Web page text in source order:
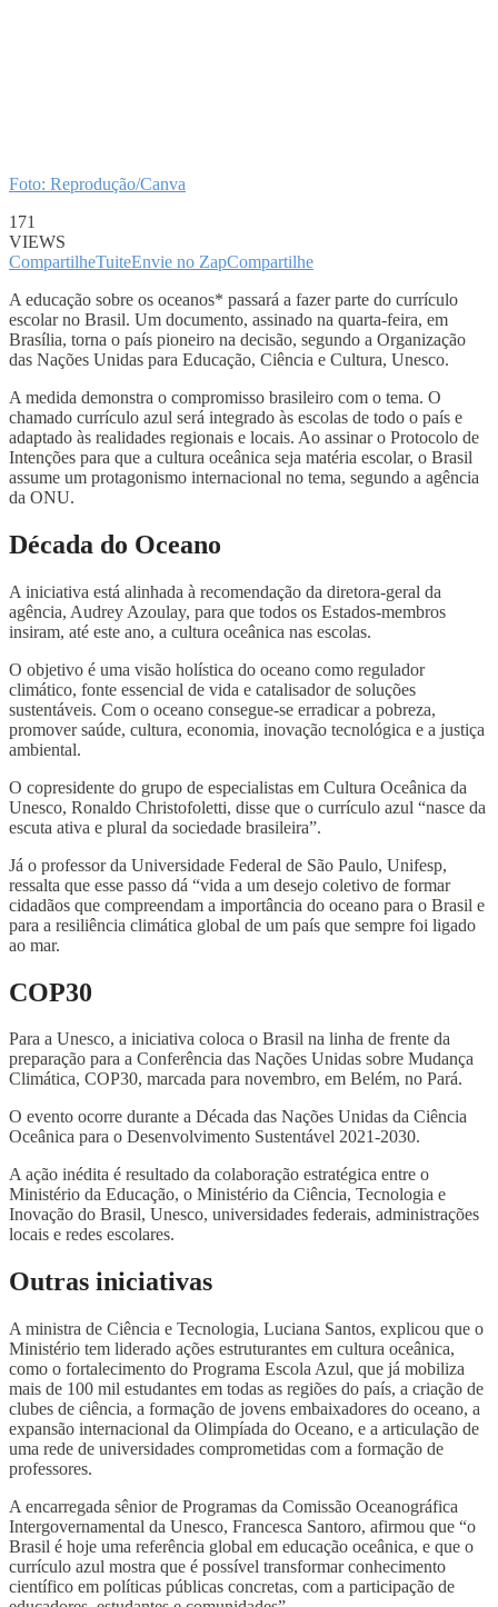
Foto: Reprodução/Canva
171
VIEWS
CompartilheTuiteEnvie no ZapCompartilhe
A educação sobre os oceanos* passará a fazer parte do currículo
escolar no Brasil. Um documento, assinado na quarta-feira, em
Brasília, torna o país pioneiro na decisão, segundo a Organização
das Nações Unidas para Educação, Ciência e Cultura, Unesco.
A medida demonstra o compromisso brasileiro com o tema. O
chamado currículo azul será integrado às escolas de todo o país e
adaptado às realidades regionais e locais. Ao assinar o Protocolo de
Intenções para que a cultura oceânica seja matéria escolar, o Brasil
assume um protagonismo internacional no tema, segundo a agência
da ONU.
Década do Oceano
A iniciativa está alinhada à recomendação da diretora-geral da
agência, Audrey Azoulay, para que todos os Estados-membros
insiram, até este ano, a cultura oceânica nas escolas.
O objetivo é uma visão holística do oceano como regulador
climático, fonte essencial de vida e catalisador de soluções
sustentáveis. Com o oceano consegue-se erradicar a pobreza,
promover saúde, cultura, economia, inovação tecnológica e a justiça
ambiental.
O copresidente do grupo de especialistas em Cultura Oceânica da
Unesco, Ronaldo Christofoletti, disse que o currículo azul “nasce da
escuta ativa e plural da sociedade brasileira”.
Já o professor da Universidade Federal de São Paulo, Unifesp,
ressalta que esse passo dá “vida a um desejo coletivo de formar
cidadãos que compreendam a importância do oceano para o Brasil e
para a resiliência climática global de um país que sempre foi ligado
ao mar.
COP30
Para a Unesco, a iniciativa coloca o Brasil na linha de frente da
preparação para a Conferência das Nações Unidas sobre Mudança
Climática, COP30, marcada para novembro, em Belém, no Pará.
O evento ocorre durante a Década das Nações Unidas da Ciência
Oceânica para o Desenvolvimento Sustentável 2021-2030.
A ação inédita é resultado da colaboração estratégica entre o
Ministério da Educação, o Ministério da Ciência, Tecnologia e
Inovação do Brasil, Unesco, universidades federais, administrações
locais e redes escolares.
Outras iniciativas
A ministra de Ciência e Tecnologia, Luciana Santos, explicou que o
Ministério tem liderado ações estruturantes em cultura oceânica,
como o fortalecimento do Programa Escola Azul, que já mobiliza
mais de 100 mil estudantes em todas as regiões do país, a criação de
clubes de ciência, a formação de jovens embaixadores do oceano, a
expansão internacional da Olimpíada do Oceano, e a articulação de
uma rede de universidades comprometidas com a formação de
professores.
A encarregada sênior de Programas da Comissão Oceanográfica
Intergovernamental da Unesco, Francesca Santoro, afirmou que “o
Brasil é hoje uma referência global em educação oceânica, e que o
currículo azul mostra que é possível transformar conhecimento
científico em políticas públicas concretas, com a participação de